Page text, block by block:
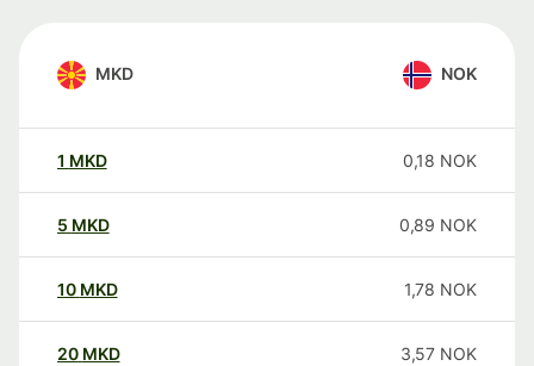
MKD NOK
1 MKD 0,18 NOK
5 MKD 0,89 NOK
10 MKD 1,78 NOK
20 MKD 3,57 NOK